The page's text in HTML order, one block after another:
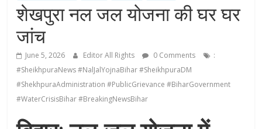
शेखपुरा नल जल योजना की घर घर
जांच
June 5, 2026 Editor All Rights 0 Comments
:
#SheikhpuraNews #NalJalYojnaBihar #SheikhpuraDM
#ShekhpuraAdministration #PublicGrievance #BiharGovernment
#WaterCrisisBihar #BreakingNewsBihar